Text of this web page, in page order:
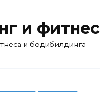
и фитнес
и бодибилдинга